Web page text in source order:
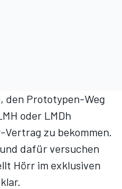
den Prototypen-Weg
oder LMDh
zu bekommen.
dafür versuchen
Hörr im exklusiven